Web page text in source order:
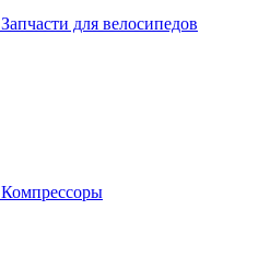
Запчасти для велосипедов
Компрессоры